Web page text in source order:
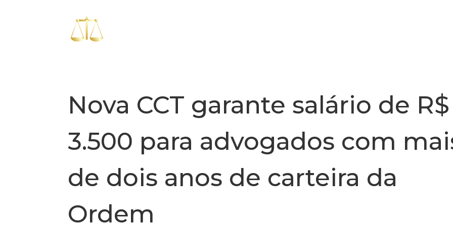
Nova CCT garante salário de R$
3.500 para advogados com
de dois anos de carteira da
Ordem